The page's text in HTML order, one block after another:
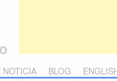
NOTICIA BLOG